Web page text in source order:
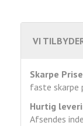
VI
Skarpe
faste skarpe
Hurtig
Afsendes